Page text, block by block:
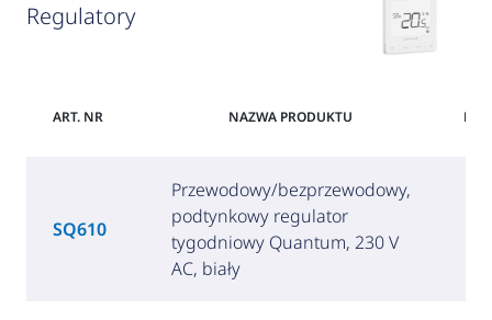
Regulatory
ART. NR NAZWA PRODUKTU
SQ610
Przewodowy/bezprzewodowy,
podtynkowy regulator
tygodniowy Quantum, 230 V
AC, biały